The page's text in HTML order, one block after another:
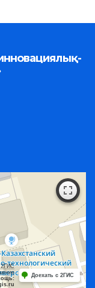
2ГИС
Доехать с 2ГИС